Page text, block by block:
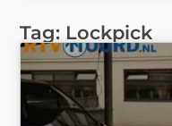
Tag: Lockpick